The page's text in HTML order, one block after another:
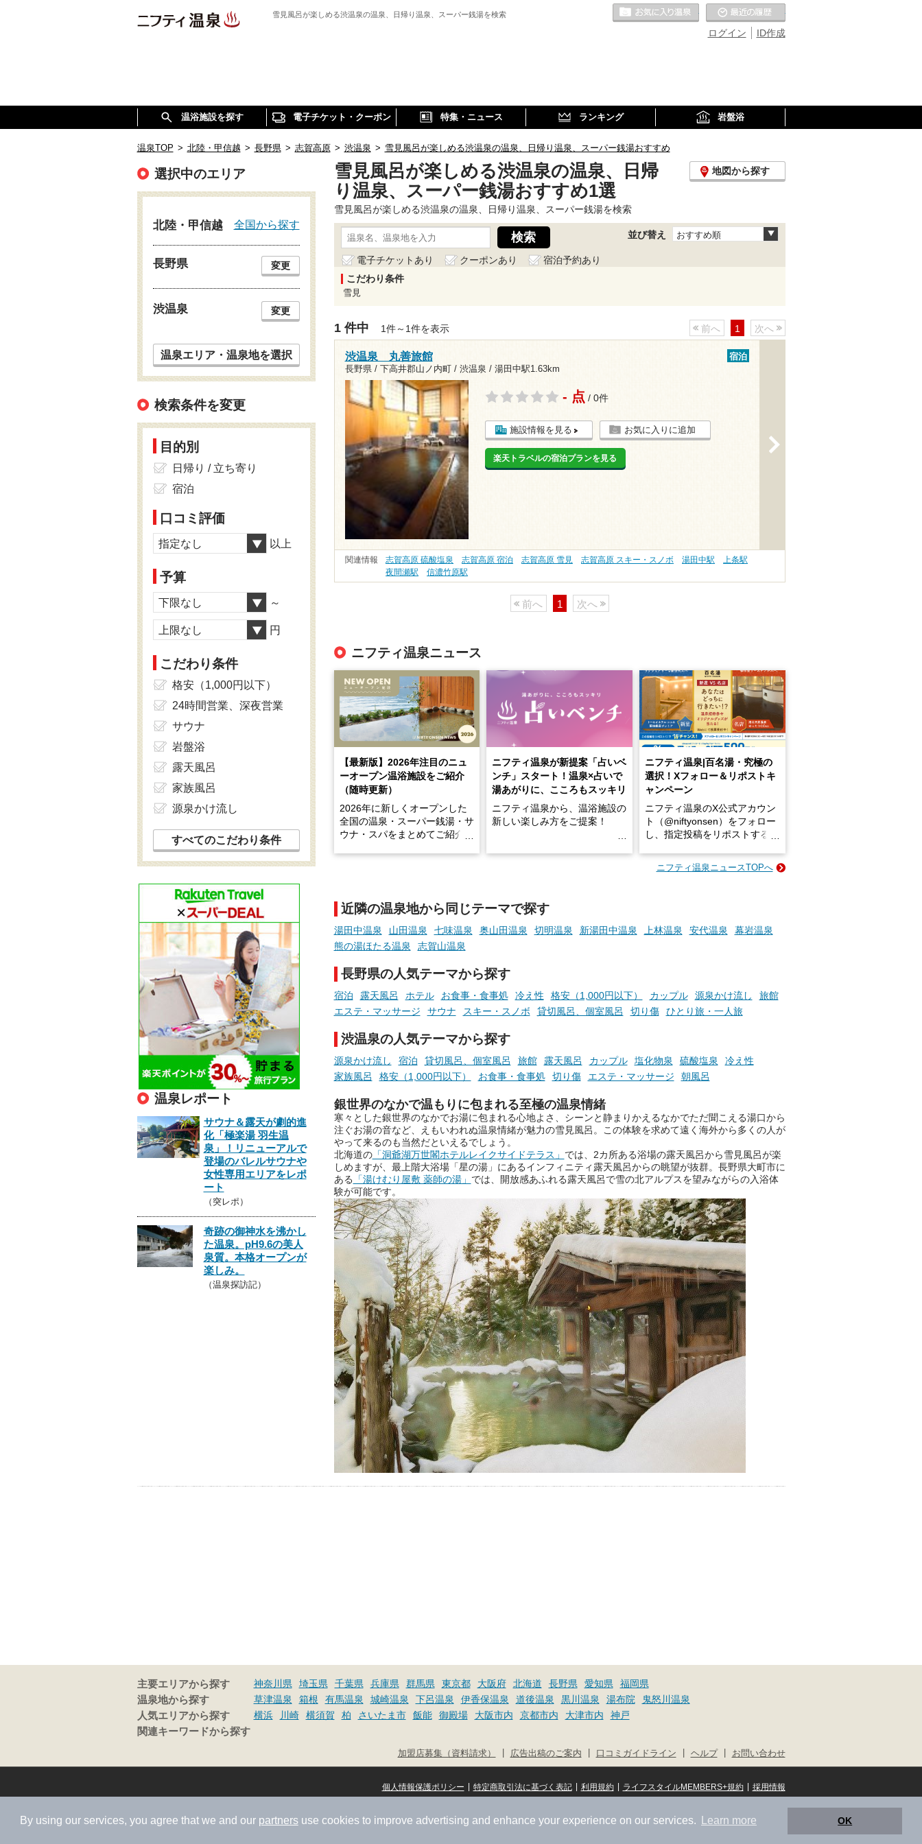
By using our services, you agree that we and our partnersuse cookies to improve advertising and enhance your experience on our services. Learn more OK
雪見風呂が楽しめる渋温泉の温泉、日帰り温泉、スーパー銭湯を検索
ID作成
ログイン
お気に入りの温泉
温浴施設を探す 電子チケット・クーポン 特集・ニュース ランキング 岩盤浴
温泉TOP > 北陸・甲信越 > 長野県 > 志賀高原 > 渋温泉 > 雪見風呂が楽しめる渋温泉の温泉、日帰り温泉、スーパー銭湯おすすめ
雪見風呂が楽しめる渋温泉の温泉、日帰
り温泉、スーパー銭湯おすすめ1選
地図から探す
雪見風呂が楽しめる渋温泉の温泉、日帰り温泉、スーパー銭湯を検索
並び替え おすすめ順
電子チケットあり クーポンあり
宿泊予約あり
こだわり条件
雪見
1 件中 1件～1件を表示 前へ 1 次へ
渋温泉 丸善旅館
長野県 / 下高井郡山ノ内町 / 渋温泉 / 湯田中駅1.63km
宿泊
- 点 / 0件
施設情報を見る お気に入りに追加
楽天トラベルの宿泊プランを見る
関連情報 志賀高原 硫酸塩泉 志賀高原 宿泊 志賀高原 雪見 志賀高原 スキー・スノボ 湯田中駅
上条駅
夜間瀬駅
信濃竹原駅
前へ 1 次へ
ニフティ温泉ニュース
【最新版】2026年注目のニュ
ーオープン温浴施設をご紹介
（随時更新）
2026年に新しくオープンした
全国の温泉・スーパー銭湯・サ
ウナ・スパをまとめてご紹介！
まったスポットが続々登場して
います。
現地取材記事もあわせて紹介し
ていますので、気になる施設は
ぜひチェックして次のおでかけ
ね。
ニフティ温泉が新提案「占いベ
ンチ」スタート！温泉×占いで
湯あがりに、こころもスッキリ
ニフティ温泉から、温浴施設の
新しい楽しみ方をご提案！
手相やタロットなど気軽に楽し
める占いで、“ととのう”おふろ
時間を、もっと特別に。
ニフティ温泉|百名湯・究極の
選択！Xフォロー＆リポストキ
ャンペーン
ニフティ温泉のX公式アカウン
ト（@niftyonsen）をフォロー
し、指定投稿をリポストする
GIFT500円分をプレゼントい
ニフティ温泉ニュースTOPへ
近隣の温泉地から同じテーマで探す
湯田中温泉 山田温泉 七味温泉 奥山田温泉 切明温泉 新湯田中温泉 上林温泉 安代温泉
幕岩温泉
熊の湯ほたる温泉
志賀山温泉
長野県の人気テーマから探す
宿泊 露天風呂 ホテル お食事・食事処 冷え性 格安（1,000円以下） カップル 源泉かけ流し
旅館
エステ・マッサージ
サウナ スキー・スノボ 貸切風呂、個室風呂 切り傷 ひとり旅・一人旅
渋温泉の人気テーマから探す
源泉かけ流し 宿泊 貸切風呂、個室風呂 旅館 露天風呂 カップル 塩化物泉 硫酸塩泉
冷え性
家族風呂
格安（1,000円以下） お食事・食事処 切り傷 エステ・マッサージ 朝風呂
銀世界のなかで温もりに包まれる至極の温泉情緒
寒々とした銀世界のなかでお湯に包まれる心地よさ、シーンと静まりかえるなかでただ聞こえる湯口から
注ぐお湯の音など、えもいわれぬ温泉情緒が魅力の雪見風呂。この体験を求めて遠く海外から多くの人が
やって来るのも当然だといえるでしょう。
北海道の「洞爺湖万世閣ホテルレイクサイドテラス」 では、2カ所ある浴場の露天風呂から雪見風呂が楽
しめますが、最上階大浴場「星の湯」にあるインフィニティ露天風呂からの眺望が抜群。長野県大町市に
ある 「湯けむり屋敷 薬師の湯」 では、開放感あふれる露天風呂で雪の北アルプスを望みながらの入浴体
験が可能です。
選択中のエリア
北陸・甲信越 全国から探す
長野県 変更
渋温泉 変更
温泉エリア・温泉地を選択
検索条件を変更
目的別
日帰り / 立ち寄り
宿泊
口コミ評価
指定なし 以上
予算
下限なし ～
上限なし 円
こだわり条件
格安（1,000円以下）
24時間営業、深夜営業
サウナ
岩盤浴
露天風呂
家族風呂
源泉かけ流し
すべてのこだわり条件
温泉レポート
サウナ＆露天が劇的進
化「極楽湯 羽生温
泉」！リニューアルで
登場のバレルサウナや
女性専用エリアをレポ
ート
（突レポ）
奇跡の御神水を沸かし
た温泉。pH9.6の美人
泉質。本格オープンが
楽しみ。
（温泉探訪記）
主要エリアから探す 神奈川県 埼玉県 千葉県 兵庫県 群馬県 東京都 大阪府 北海道 長野県 愛知県
福岡県
温泉地から探す
草津温泉 箱根 有馬温泉 城崎温泉 下呂温泉 伊香保温泉 道後温泉 黒川温泉 湯布院
鬼怒川温泉
人気エリアから探す
横浜 川崎 横須賀 柏 さいたま市 飯能 御殿場 大阪市内 京都市内 大津市内
神戸
関連キーワードから探す
お問い合わせ
ヘルプ
口コミガイドライン
広告出稿のご案内
加盟店募集（資料請求）
採用情報
ライフスタイルMEMBERS+規約
利用規約
特定商取引法に基づく表記
個人情報保護ポリシー